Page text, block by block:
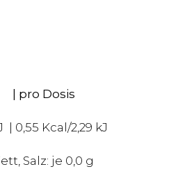
pro Dosis
0,55 Kcal/2,29 kJ
Salz: je 0,0 g